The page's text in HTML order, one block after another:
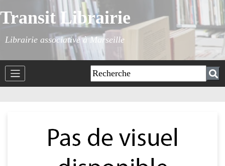
Transit Librairie
Librairie associative à Marseille